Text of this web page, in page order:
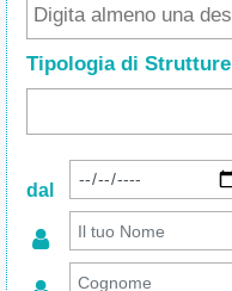
Tipologia di Strutture
dal